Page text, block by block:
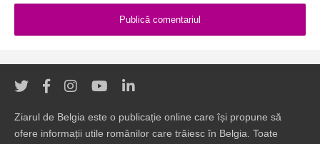
Ziarul de Belgia este o publicație online care își propune să
ofere informații utile românilor care trăiesc în Belgia. Toate